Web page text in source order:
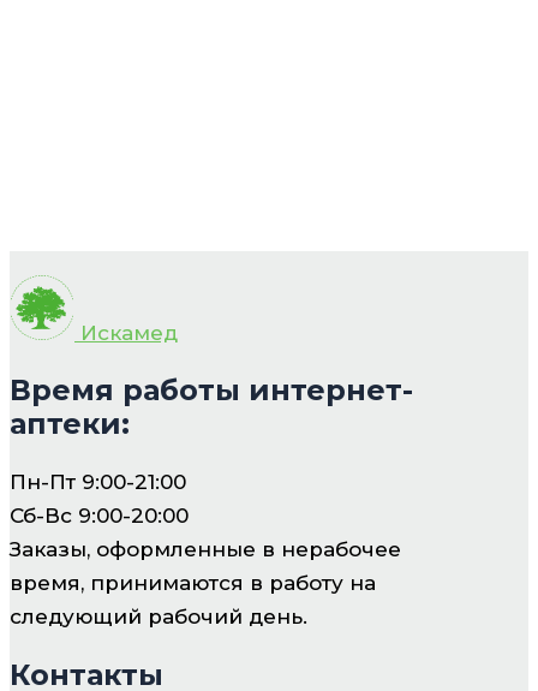
Искамед
Время работы интернет-
аптеки:
Пн-Пт 9:00-21:00
Сб-Вс 9:00-20:00
Заказы, оформленные в нерабочее
время, принимаются в работу на
следующий рабочий день.
Контакты